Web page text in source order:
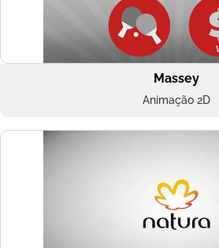
Massey
Animação 2D